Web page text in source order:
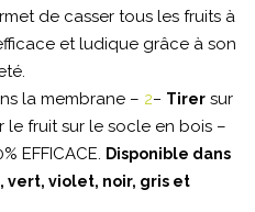
de casser tous les fruits à
et ludique grâce à son
la membrane – 2– Tirer sur
fruit sur le socle en bois –
EFFICACE. Disponible dans
vert, violet, noir, gris et